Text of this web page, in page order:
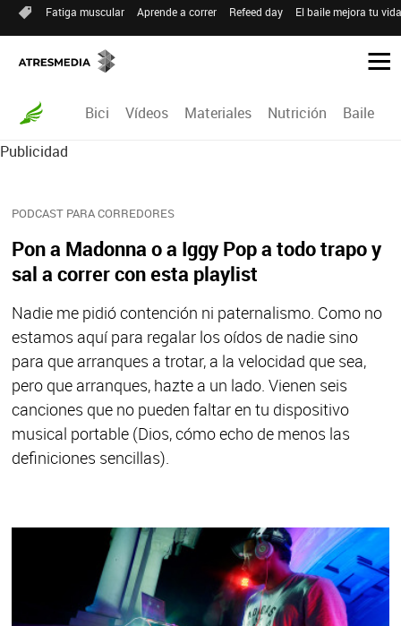
Fatiga muscular Aprende a correr Refeed day El baile mejora tu
Bici Vídeos Materiales Nutrición Baile
Publicidad
PODCAST PARA CORREDORES
Pon a Madonna o a Iggy Pop a todo trapo y
sal a correr con esta playlist
Nadie me pidió contención ni paternalismo. Como no
estamos aquí para regalar los oídos de nadie sino
para que arranques a trotar, a la velocidad que sea,
pero que arranques, hazte a un lado. Vienen seis
canciones que no pueden faltar en tu dispositivo
musical portable (Dios, cómo echo de menos las
definiciones sencillas).